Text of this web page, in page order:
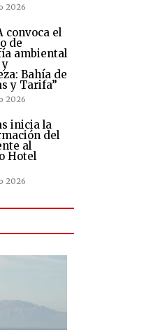
2026
convoca el
de
ambiental
y
Bahía de
y Tarifa”
2026
inicia la
del
al
Hotel
2026